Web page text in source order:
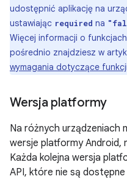
udostępnić aplikację na
ustawiając required na
Więcej informacji o
pośrednio znajdziesz w
wymagania dotyczące funkcji
Wersja platformy
Na różnych urządzeniach
wersje platformy Android,
Każda kolejna wersja
API, które nie są